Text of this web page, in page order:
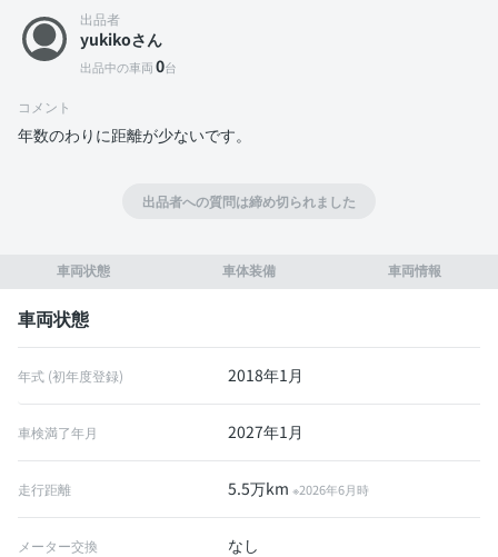
車両状態 車体装備 車両情報
車両状態
年式 (初年度登録) 2018年1月
車検満了年月 2027年1月
走行距離 5.5万km※2026年6月時
メーター交換 なし
出品者
yukikoさん
出品中の車両0台
コメント
年数のわりに距離が少ないです。
出品者への質問は締め切られました